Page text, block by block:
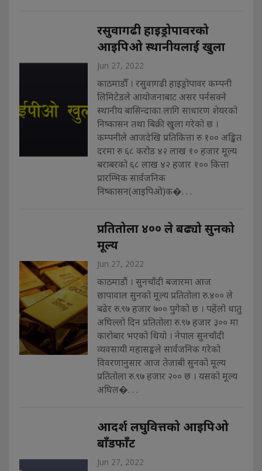
रसुवागढी हाइड्रोपावरको
आइपिओ स्थानीयलाई खुला
Jun 27, 2022
काठमाडौँ । रसुवागढी हाइड्रोपावर कम्पनी
लिमिटेडले आयोजनाबाट असर पर्नसक्ने
स्थानीय बासिन्दाका लागि साधारण शेयरको
निष्कासन तथा बिक्री खुला गरेको छ ।
कम्पनीले आजदेखि प्रतिकित्ता रु १०० अङ्कित
दरमा रु ६८ करोड ४२ लाख १० हजार मूल्य
बराबरको ६८ लाख ४२ हजार १०० कित्ता
प्रारम्भिक सार्वजनिक
निष्कासन(आइपिओ)क�. . .
प्रतितोला ४०० ले बढ्यो सुनको
मूल्य
Jun 27, 2022
काठमाडौं । सुनचाँदी बजारमा आज
छापावाल सुनको मूल्य प्रतितोला रु.४०० ले
बढेर रु.९७ हजार ७०० पुगेको छ । पहेंलो धातु
अघिल्लो दिन प्रतितोला रु.९७ हजार ३०० मा
कारोबार भएको थियो । नेपाल सुनचाँदी
व्यवसायी महासङ्घले सार्वजनिक गरेको
विवरणानुसार आज तेजाबी सुनको मूल्य
प्रतितोला रु.९७ हजार २०० छ । यसको मूल्य
अघिल�. . .
आदर्श लघुवित्तको आइपिओ
बाँडफाँट
Jun 27, 2022